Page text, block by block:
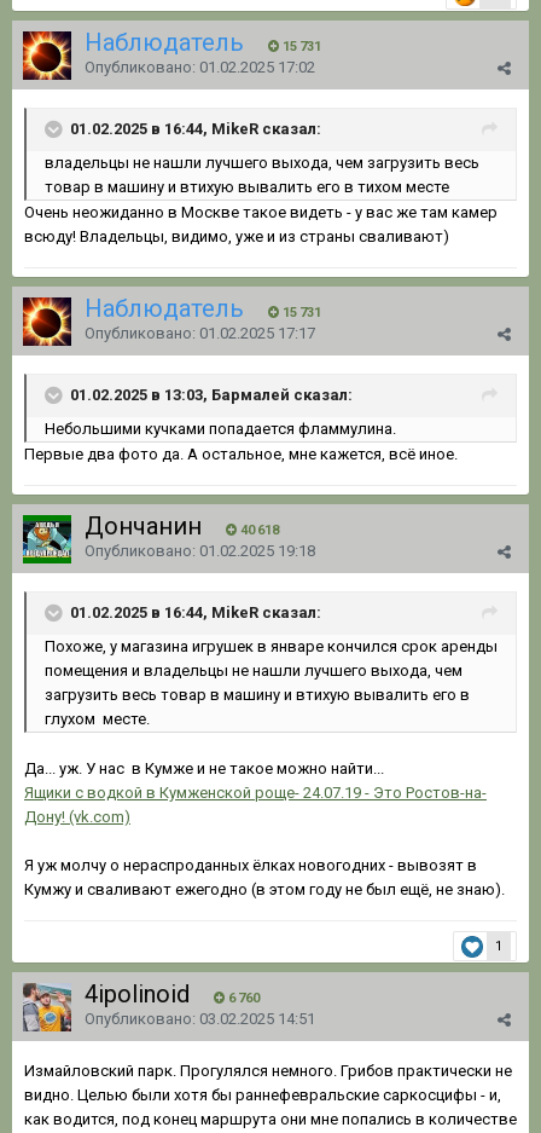
Наблюдатель 15 731
Опубликовано: 01.02.2025 17:02
01.02.2025 в 16:44, MikeR сказал:
владельцы не нашли лучшего выхода, чем загрузить весь
товар в машину и втихую вывалить его в тихом месте
Очень неожиданно в Москве такое видеть - у вас же там камер
всюду! Владельцы, видимо, уже и из страны сваливают)
Наблюдатель 15 731
Опубликовано: 01.02.2025 17:17
01.02.2025 в 13:03, Бармалей сказал:
Небольшими кучками попадается фламмулина.
Первые два фото да. А остальное, мне кажется, всё иное.
Дончанин 40 618
Опубликовано: 01.02.2025 19:18
01.02.2025 в 16:44, MikeR сказал:
Похоже, у магазина игрушек в январе кончился срок аренды
помещения и владельцы не нашли лучшего выхода, чем
загрузить весь товар в машину и втихую вывалить его в
глухом месте.
Да... уж. У нас в Кумже и не такое можно найти...
Ящики с водкой в Кумженской роще- 24.07.19 - Это Ростов-на-
Дону! (vk.com)
Я уж молчу о нераспроданных ёлках новогодних - вывозят в
Кумжу и сваливают ежегодно (в этом году не был ещё, не знаю).
1
4ipolinoid 6 760
Опубликовано: 03.02.2025 14:51
Измайловский парк. Прогулялся немного. Грибов практически не
видно. Целью были хотя бы раннефевральские саркосцифы - и,
как водится, под конец маршрута они мне попались в количестве